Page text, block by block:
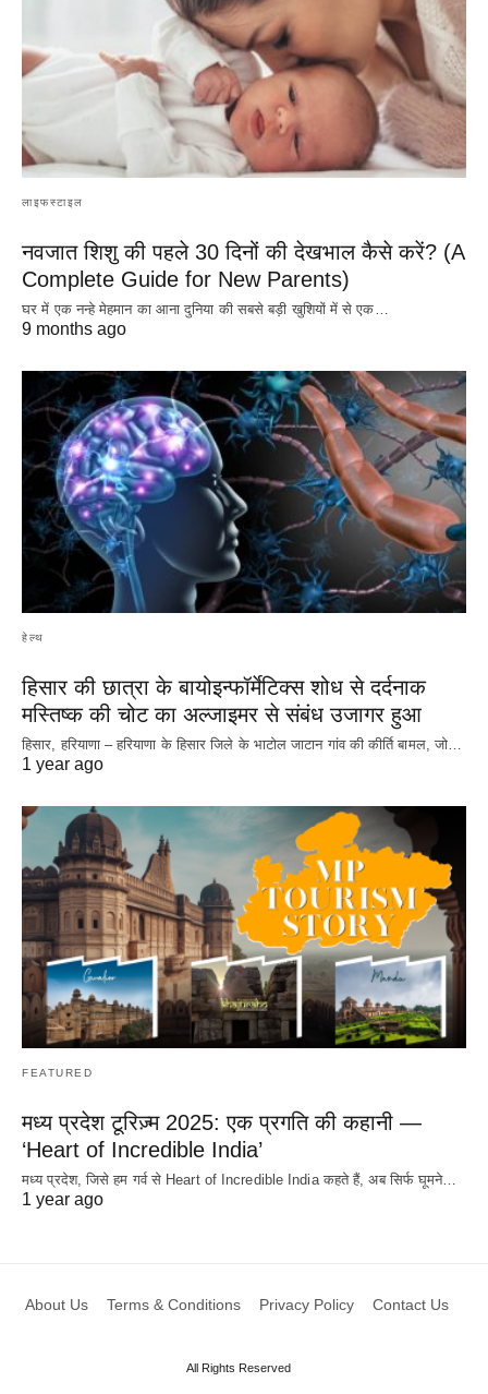
लाइफस्टाइल
नवजात शिशु की पहले 30 दिनों की देखभाल कैसे करें? (A
Complete Guide for New Parents)
घर में एक नन्हे मेहमान का आना दुनिया की सबसे बड़ी खुशियों में से एक…
9 months ago
हेल्थ
हिसार की छात्रा के बायोइन्फॉर्मेटिक्स शोध से दर्दनाक
मस्तिष्क की चोट का अल्जाइमर से संबंध उजागर हुआ
हिसार, हरियाणा – हरियाणा के हिसार जिले के भाटोल जाटान गांव की कीर्ति बामल, जो…
1 year ago
FEATURED
मध्य प्रदेश टूरिज़्म 2025: एक प्रगति की कहानी —
‘Heart of Incredible India’
मध्य प्रदेश, जिसे हम गर्व से Heart of Incredible India कहते हैं, अब सिर्फ घूमने…
1 year ago
About Us Terms & Conditions Privacy Policy Contact Us
All Rights Reserved